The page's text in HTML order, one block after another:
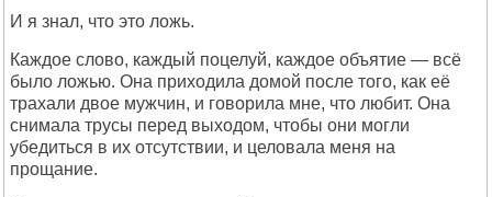
И я знал, что это ложь.
Каждое слово, каждый поцелуй, каждое объятие — всё
было ложью. Она приходила домой после того, как её
трахали двое мужчин, и говорила мне, что любит. Она
снимала трусы перед выходом, чтобы они могли
убедиться в их отсутствии, и целовала меня на
прощание.